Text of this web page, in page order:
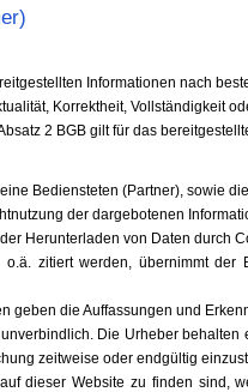
Informationen nach
Korrektheit, Vollständigkeit
2 BGB gilt für das
Bediensteten (Partner), sowie
der dargebotenen
Herunterladen von Daten durch
o.ä. zitiert werden, übernimmt
geben die Auffassungen und
Die Urheber
zeitweise oder endgültig
dieser Website zu finden sind,